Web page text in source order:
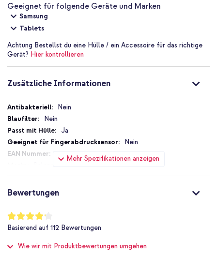
Geeignet für folgende Geräte und Marken
Samsung
Tablets
Achtung Bestellst du eine Hülle / ein Accessoire für das richtige
Gerät? Hier kontrollieren
Zusätzliche Informationen
Mehr Spezifikationen anzeigen
Zusätzliche
Informationen
Nein
Nein
Ja
Nein
8719295353686
T510353686
Transparent
Folie (Plastik)
SM-T510, SM-T515, SM-T510, SM-T515
Displayschutzfolien
Bewertungen
Bewertung:
83
%
of
Basierend auf 112 Bewertungen
Wie wir mit Produktbewertungen umgehen